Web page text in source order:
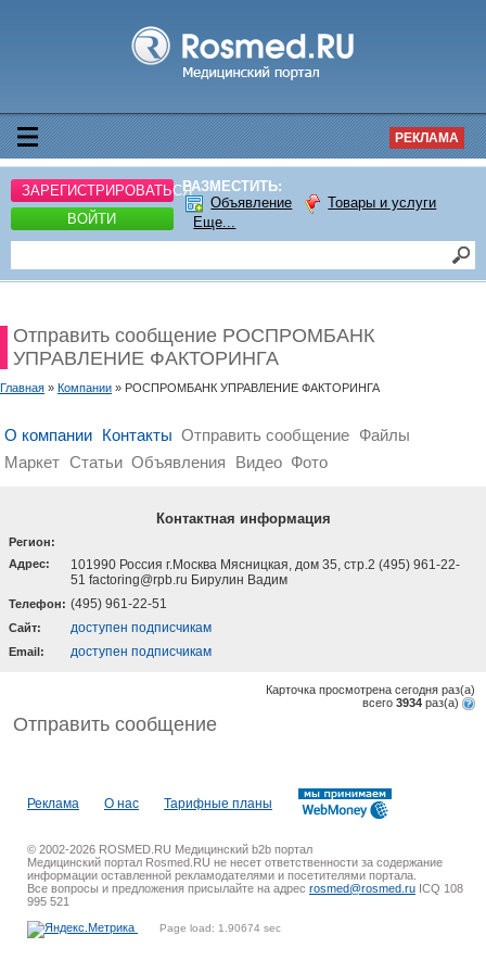
РЕКЛАМА
ЗАРЕГИСТРИРОВАТЬСЯ
ВОЙТИ
РАЗМЕСТИТЬ:
Объявление
Товары и услуги
Еще...
Отправить сообщение РОСПРОМБАНК
УПРАВЛЕНИЕ ФАКТОРИНГА
Главная » Компании » РОСПРОМБАНК УПРАВЛЕНИЕ ФАКТОРИНГА
О компании Контакты Отправить сообщение Файлы
Маркет Статьи Объявления Видео Фото
Контактная информация
Регион:
Адрес:
101990 Россия г.Москва Мясницкая, дом 35, стр.2 (495) 961-22-
51 factoring@rpb.ru Бирулин Вадим
Телефон: (495) 961-22-51
Cайт: доступен подписчикам
Email: доступен подписчикам
Карточка просмотрена сегодня раз(a)
всего 3934 раз(a)
Отправить сообщение
Реклама О нас Тарифные планы
© 2002-2026 ROSMED.RU Медицинский b2b портал
Медицинский портал Rosmed.RU не несет ответственности за содержание
информации оставленной рекламодателями и посетителями портала.
Все вопросы и предложения присылайте на адрес rosmed@rosmed.ru ICQ 108
995 521
Page load: 1.90674 sec